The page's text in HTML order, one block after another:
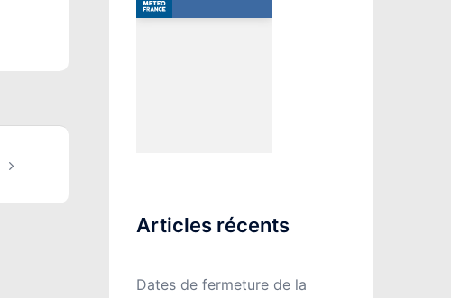
Articles récents
Dates de fermeture de la